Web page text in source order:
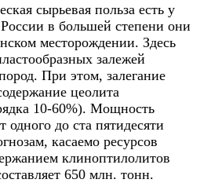
сырьевая польза есть у
в большей степени они
месторождении. Здесь
залежей
При этом, залегание
цеолита
10-60%). Мощность
одного до ста пятидесяти
касаемо ресурсов
клиноптилолитов
650 млн. тонн.